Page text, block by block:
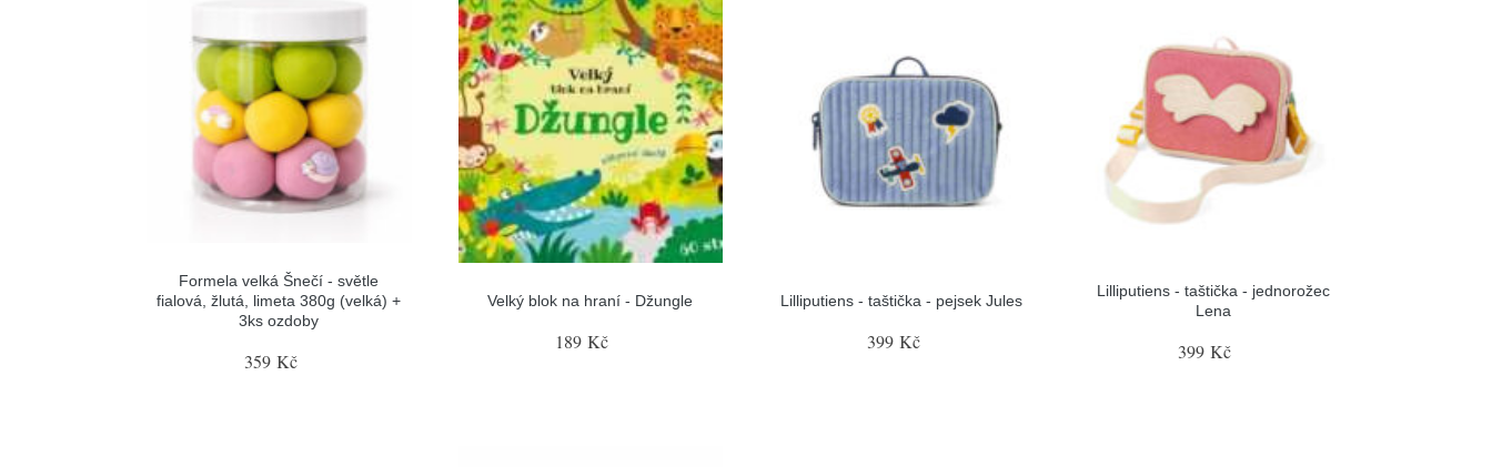
Formela velká Šnečí - světle
fialová, žlutá, limeta 380g (velká) +
3ks ozdoby
359 Kč
Velký blok na hraní - Džungle
189 Kč
Lilliputiens - taštička - pejsek Jules
399 Kč
Lilliputiens - taštička - jednorožec
Lena
399 Kč